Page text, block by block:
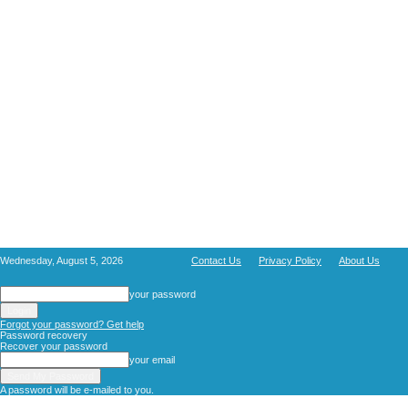
Wednesday, August 5, 2026 Contact Us Privacy Policy About Us
your password
Forgot your password? Get help
Password recovery
Recover your password
your email
A password will be e-mailed to you.